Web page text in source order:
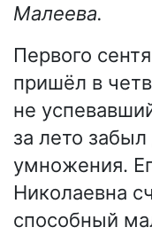
Малеева.
Первого
пришёл в
не
за лето
умножения.
Николаевна
способный